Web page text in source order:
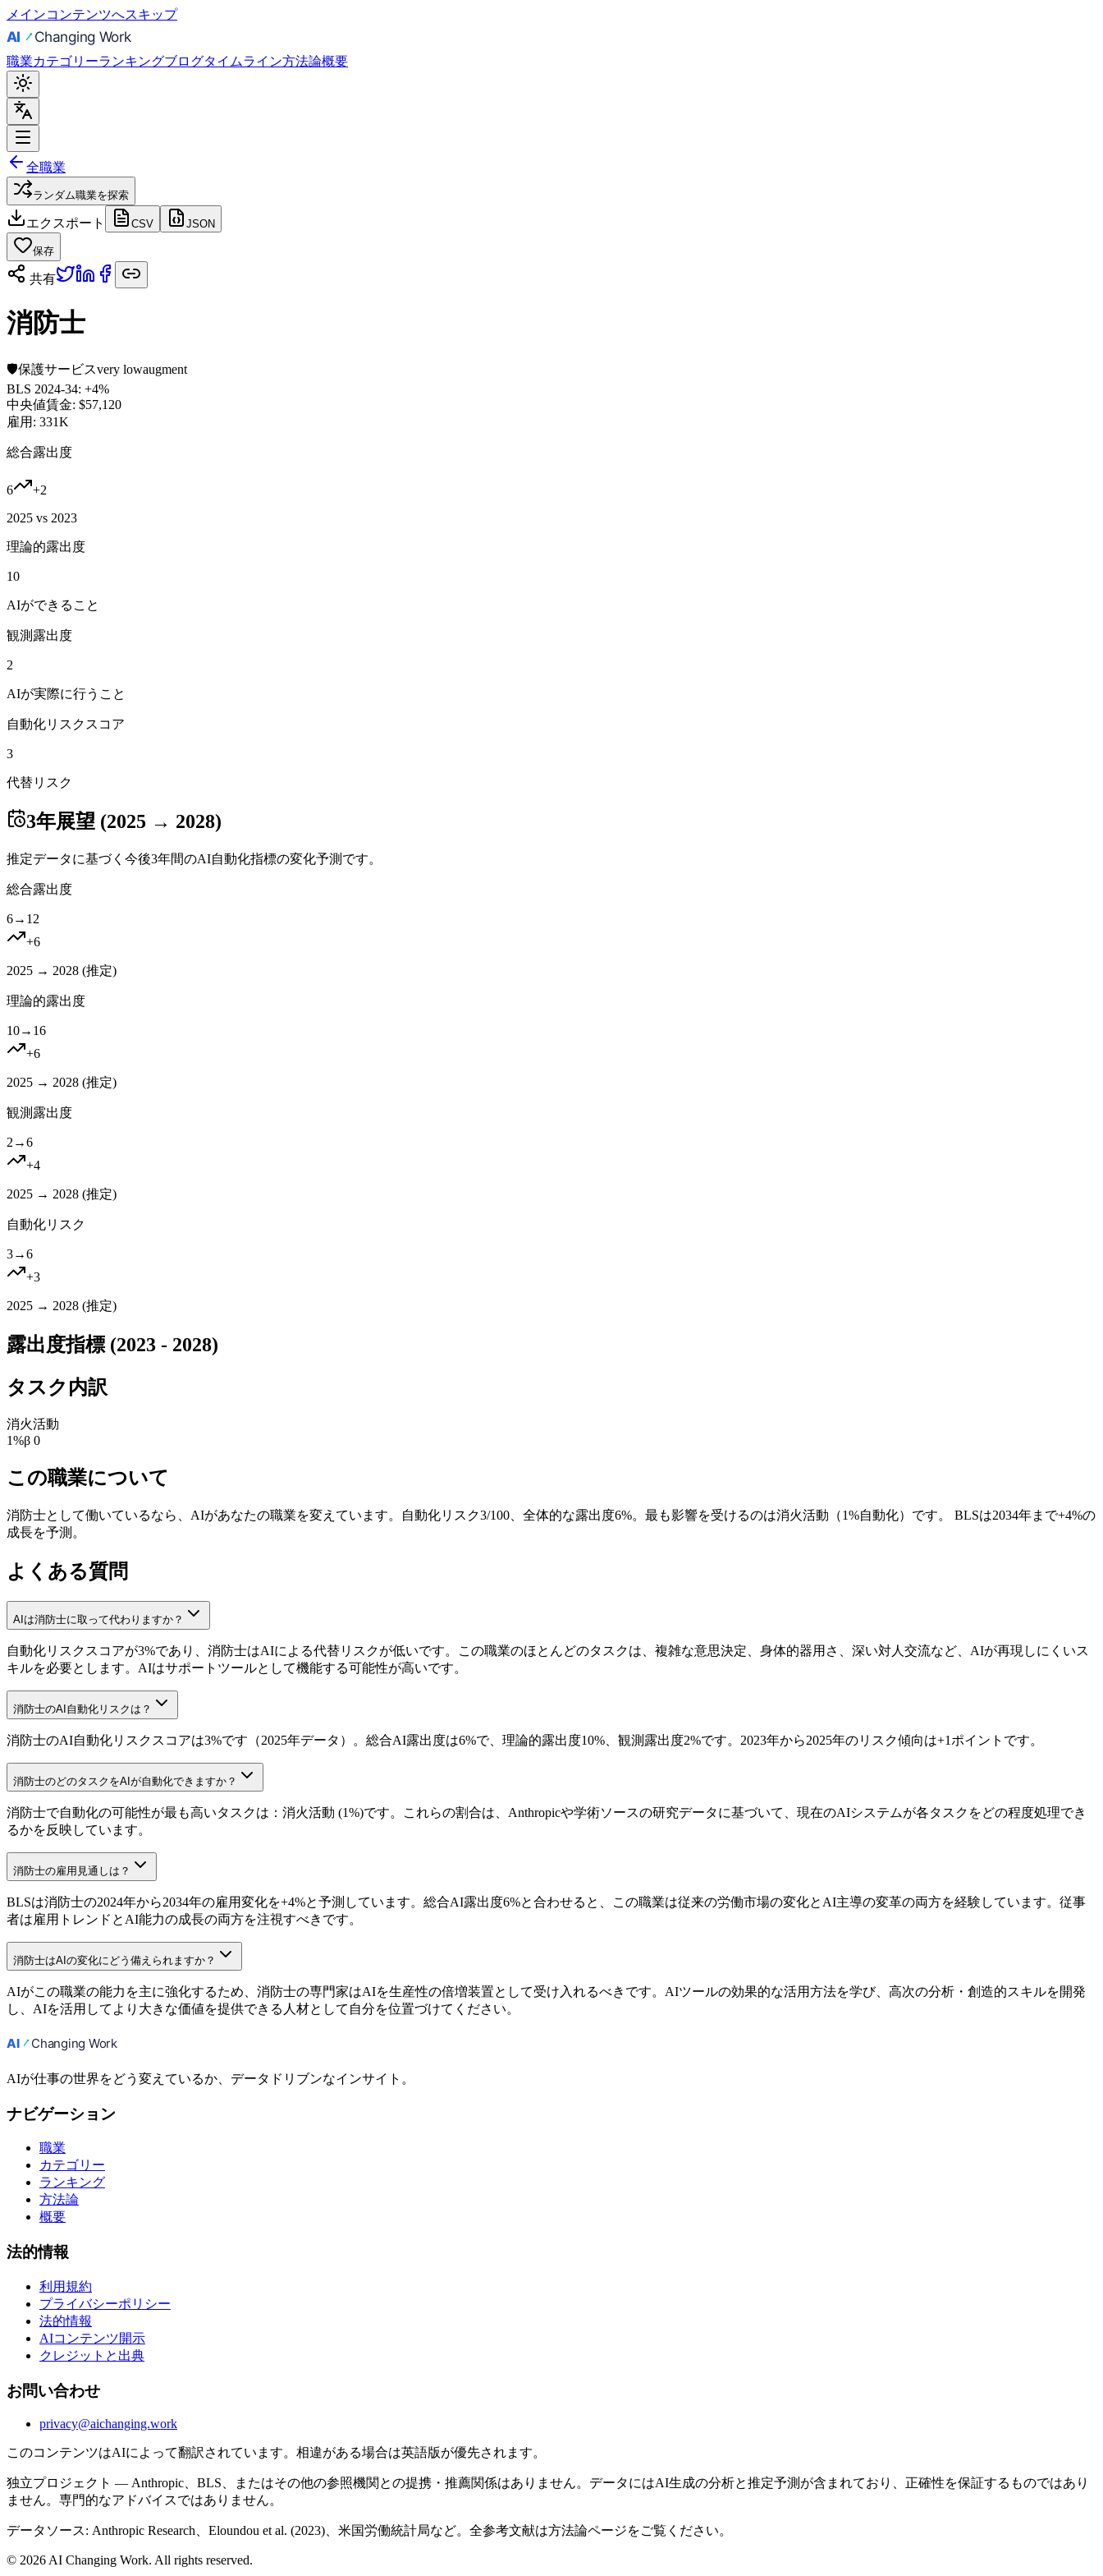
メインコンテンツへスキップ
職業カテゴリーランキングブログタイムライン方法論概要
全職業
ランダム職業を探索
エクスポート CSV JSON
保存
共有
消防士
🛡️保護サービスvery lowaugment
BLS 2024-34: +4%
中央値賃金: $57,120
雇用: 331K
総合露出度
6 +2
2025 vs 2023
理論的露出度
10
AIができること
観測露出度
2
AIが実際に行うこと
自動化リスクスコア
3
代替リスク
3年展望 (2025 → 2028)
推定データに基づく今後3年間のAI自動化指標の変化予測です。
総合露出度
6→ 12
+6
2025 → 2028 (推定)
理論的露出度
10→ 16
+6
2025 → 2028 (推定)
観測露出度
2 →6
+4
2025 → 2028 (推定)
自動化リスク
3→6
+3
2025 → 2028 (推定)
露出度指標 (2023 - 2028)
タスク内訳
消火活動
1%β 0
この職業について
消防士として働いているなら、AIがあなたの職業を変えています。自動化リスク3/100、全体的な露出度6%。最も影響を受けるのは消火活動（1%自動化）です。 BLSは2034年まで+4%の
成長を予測。
よくある質問
AIは消防士に取って代わりますか？
自動化リスクスコアが3%であり、消防士はAIによる代替リスクが低いです。この職業のほとんどのタスクは、複雑な意思決定、身体的器用さ、深い対人交流など、AIが再現しにくいス
キルを必要とします。AIはサポートツールとして機能する可能性が高いです。
消防士のAI自動化リスクは？
消防士のAI自動化リスクスコアは3%です（2025年データ）。総合AI露出度は6%で、理論的露出度10%、観測露出度2%です。2023年から2025年のリスク傾向は+1ポイントです。
消防士のどのタスクをAIが自動化できますか？
消防士で自動化の可能性が最も高いタスクは：消火活動 (1%)です。これらの割合は、Anthropicや学術ソースの研究データに基づいて、現在のAIシステムが各タスクをどの程度処理でき
るかを反映しています。
消防士の雇用見通しは？
BLSは消防士の2024年から2034年の雇用変化を+4%と予測しています。総合AI露出度6%と合わせると、この職業は従来の労働市場の変化とAI主導の変革の両方を経験しています。従事
者は雇用トレンドとAI能力の成長の両方を注視すべきです。
消防士はAIの変化にどう備えられますか？
AIがこの職業の能力を主に強化するため、消防士の専門家はAIを生産性の倍増装置として受け入れるべきです。AIツールの効果的な活用方法を学び、高次の分析・創造的スキルを開発
し、AIを活用してより大きな価値を提供できる人材として自分を位置づけてください。
AIが仕事の世界をどう変えているか、データドリブンなインサイト。
ナビゲーション
職業
カテゴリー
ランキング
方法論
概要
法的情報
利用規約
プライバシーポリシー
法的情報
AIコンテンツ開示
クレジットと出典
お問い合わせ
privacy@aichanging.work
このコンテンツはAIによって翻訳されています。相違がある場合は英語版が優先されます。
独立プロジェクト — Anthropic、BLS、またはその他の参照機関との提携・推薦関係はありません。データにはAI生成の分析と推定予測が含まれており、正確性を保証するものではあり
ません。専門的なアドバイスではありません。
データソース: Anthropic Research、Eloundou et al. (2023)、米国労働統計局など。全参考文献は方法論ページをご覧ください。
© 2026 AI Changing Work. All rights reserved.